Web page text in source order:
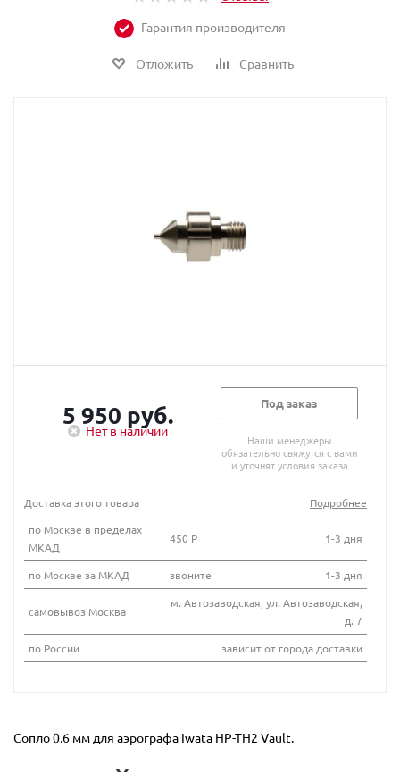
Гарантия производителя
Отложить Сравнить
5 950 руб.
Нет в наличии
Под заказ
Наши менеджеры
обязательно свяжутся с вами
и уточнят условия заказа
Доставка этого товара
Подробнее
по Москве в пределах
МКАД
450 Р 1-3 дня
по Москве за МКАД звоните 1-3 дня
самовывоз Москва
м. Автозаводская, ул. Автозаводская,
д. 7
по России
зависит от города доставки
Сопло 0.6 мм для аэрографа Iwata HP-TH2 Vault.